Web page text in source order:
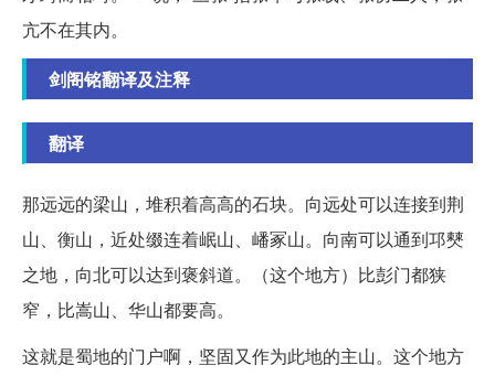
亢不在其内。
剑阁铭翻译及注释
翻译
那远远的梁山，堆积着高高的石块。向远处可以连接到荆
山、衡山，近处缀连着岷山、嶓冢山。向南可以通到邛僰
之地，向北可以达到褒斜道。（这个地方）比彭门都狭
窄，比嵩山、华山都要高。
这就是蜀地的门户啊，坚固又作为此地的主山。这个地方